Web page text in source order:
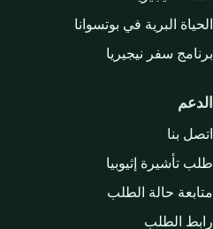
الحياة البرية في بوتسوانا
برنامج سفر نيجيريا
الدعم
اتصل بنا
طلب تأشيرة إثيوبيا
متابعة حالة الطلب
رابط الطلب